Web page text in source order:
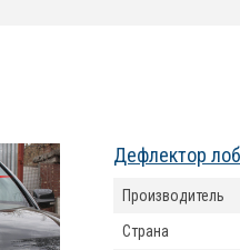
Дефлектор
Производитель
Страна